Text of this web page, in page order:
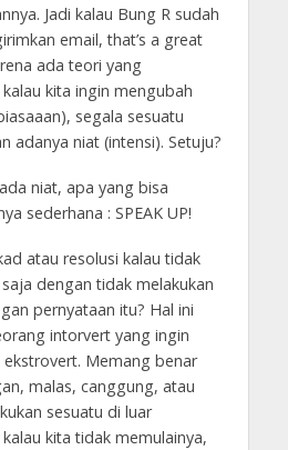
Jadi kalau Bung R sudah
email, that’s a great
ada teori yang
kita ingin mengubah
segala sesuatu
adanya niat (intensi). Setuju?
niat, apa yang bisa
sederhana : SPEAK UP!
atau resolusi kalau tidak
dengan tidak melakukan
pernyataan itu? Hal ini
intorvert yang ingin
Memang benar
malas, canggung, atau
sesuatu di luar
kita tidak memulainya,